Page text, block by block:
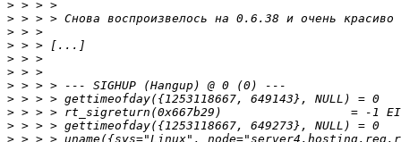
>
>
>
>
>
>
>
>
>
>
>